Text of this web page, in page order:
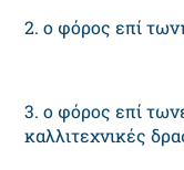
2. ο φόρος επί
3. ο φόρος επί
καλλιτεχνικές